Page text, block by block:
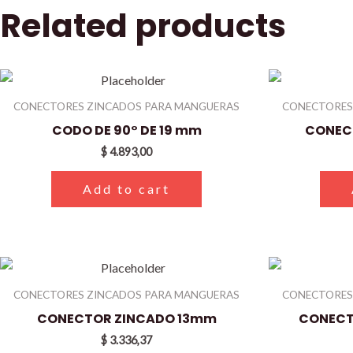
Related products
CONECTORES ZINCADOS PARA MANGUERAS
CODO DE 90° DE 19 mm
$4.893,00
Add to cart
CONECTORES ZINCADOS PARA MANGUERAS
CONECTOR ZINCADO 13mm
$ 3.336,37